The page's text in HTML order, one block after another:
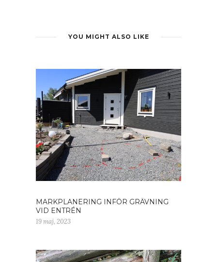
YOU MIGHT ALSO LIKE
MARKPLANERING INFÖR GRÄVNING
VID ENTRÉN
19 maj, 2023